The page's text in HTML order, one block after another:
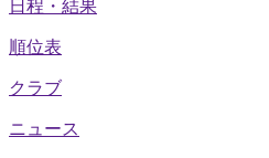
日程・結果
順位表
クラブ
ニュース